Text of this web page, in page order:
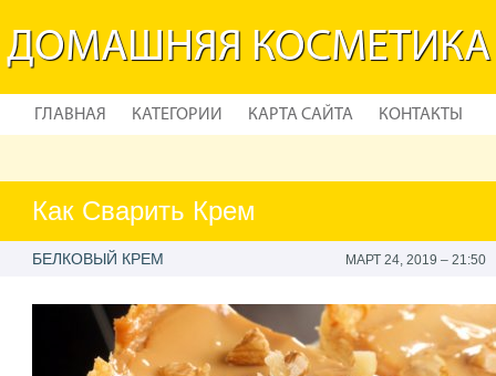
ДОМАШНЯЯ КОСМЕТИКА
ГЛАВНАЯ КАТЕГОРИИ КАРТА САЙТА КОНТАКТЫ
Как Сварить Крем
БЕЛКОВЫЙ КРЕМ МАРТ 24, 2019 – 21:50